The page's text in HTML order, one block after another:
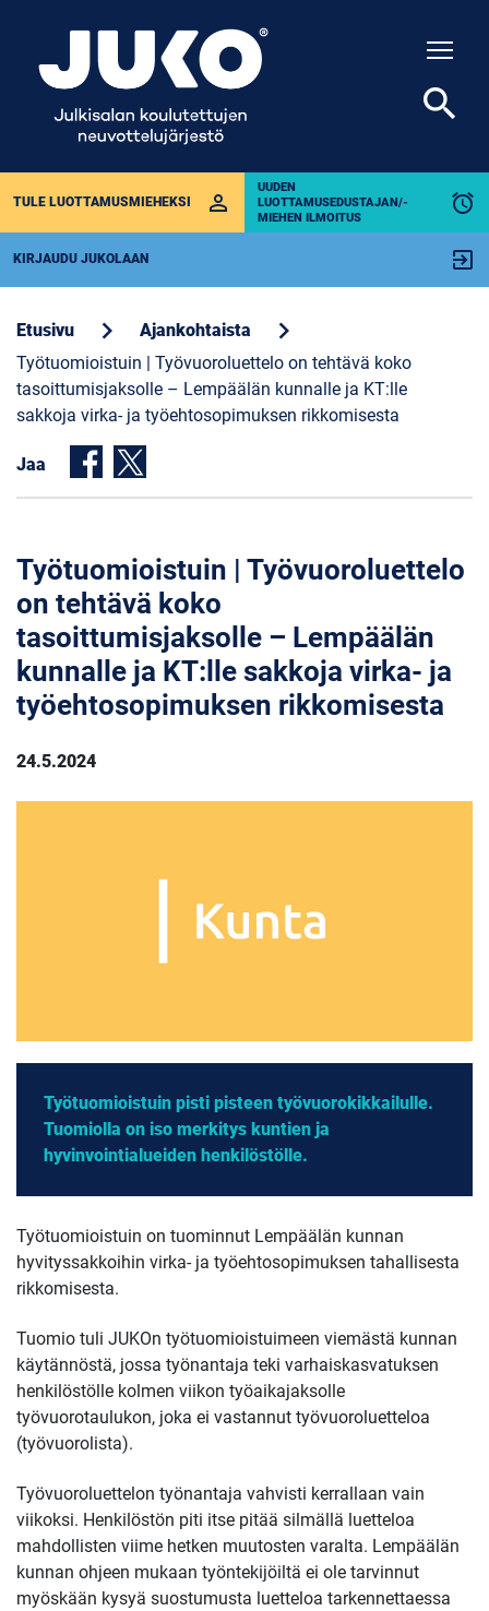
TULE LUOTTAMUSMIEHEKSI perm_identity
UUDEN
LUOTTAMUSEDUSTAJAN/-
MIEHEN ILMOITUS
alarm
KIRJAUDU JUKOLAAN exit_to_app
search
Etusivu chevron_right Ajankohtaista chevron_right
Työtuomioistuin | Työvuoroluettelo on tehtävä koko
tasoittumisjaksolle – Lempäälän kunnalle ja KT:lle
sakkoja virka- ja työehtosopimuksen rikkomisesta
Jaa
Työtuomioistuin | Työvuoroluettelo
on tehtävä koko
tasoittumisjaksolle – Lempäälän
kunnalle ja KT:lle sakkoja virka- ja
työehtosopimuksen rikkomisesta
24.5.2024
Työtuomioistuin pisti pisteen työvuorokikkailulle.
Tuomiolla on iso merkitys kuntien ja
hyvinvointialueiden henkilöstölle.
Työtuomioistuin on tuominnut Lempäälän kunnan
hyvityssakkoihin virka- ja työehtosopimuksen tahallisesta
rikkomisesta.
Tuomio tuli JUKOn työtuomioistuimeen viemästä kunnan
käytännöstä, jossa työnantaja teki varhaiskasvatuksen
henkilöstölle kolmen viikon työaikajaksolle
työvuorotaulukon, joka ei vastannut työvuoroluetteloa
(työvuorolista).
Työvuoroluettelon työnantaja vahvisti kerrallaan vain
viikoksi. Henkilöstön piti itse pitää silmällä luetteloa
mahdollisten viime hetken muutosten varalta. Lempäälän
kunnan ohjeen mukaan työntekijöiltä ei ole tarvinnut
myöskään kysyä suostumusta luetteloa tarkennettaessa